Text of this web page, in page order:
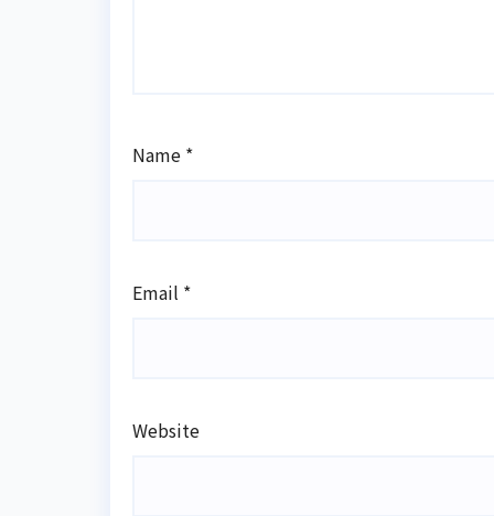
Name *
Email *
Website